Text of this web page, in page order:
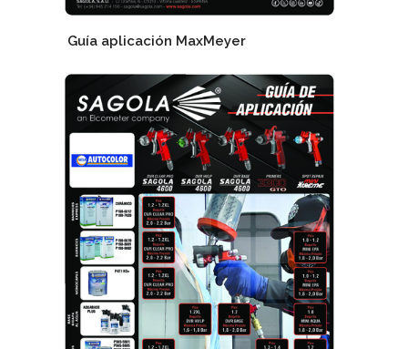
Guía aplicación MaxMeyer